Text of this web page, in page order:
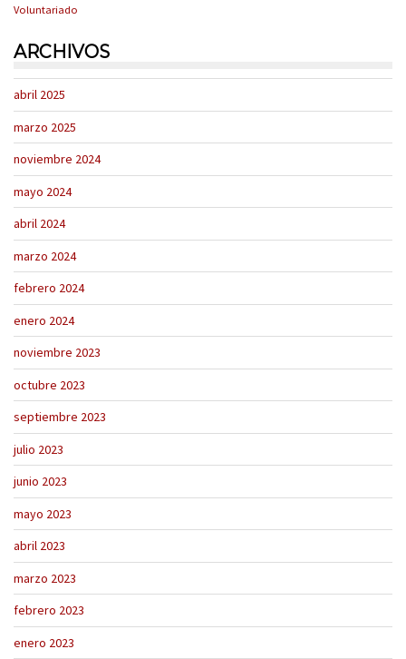
Voluntariado
ARCHIVOS
abril 2025
marzo 2025
noviembre 2024
mayo 2024
abril 2024
marzo 2024
febrero 2024
enero 2024
noviembre 2023
octubre 2023
septiembre 2023
julio 2023
junio 2023
mayo 2023
abril 2023
marzo 2023
febrero 2023
enero 2023